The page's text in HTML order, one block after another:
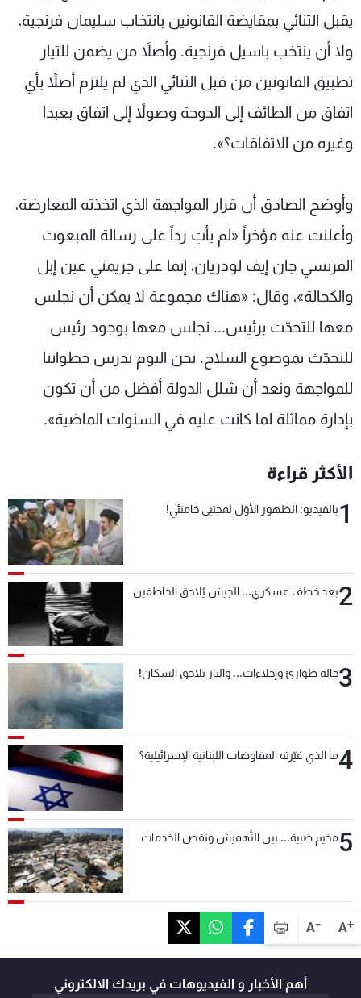
A+
A-
يقبل الثنائي بمقايضة القانونين بانتخاب سليمان فرنجية،
ولا أن ينتخب باسيل فرنجية. وأصلاً من يضمن للتيار
تطبيق القانونين من قبل الثنائي الذي لم يلتزم أصلاً بأي
اتفاق من الطائف إلى الدوحة وصولاً إلى اتفاق بعبدا
وغيره من الاتفاقات؟».
وأوضح الصادق أن قرار المواجهة الذي اتخذته المعارضة،
وأعلنت عنه مؤخراً «لم يأتِ رداً على رسالة المبعوث
الفرنسي جان إيف لودريان، إنما على جريمتي عين إبل
والكحالة»، وقال: «هناك مجموعة لا يمكن أن نجلس
معها للتحدّث برئيس... نجلس معها بوجود رئيس
للتحدّث بموضوع السلاح. نحن اليوم ندرس خطواتنا
للمواجهة ونعد أن شلل الدولة أفضل من أن تكون
بإدارة مماثلة لما كانت عليه في السنوات الماضية».
الأكثر قراءة
1بالفيديو: الظهور الأوّل لمجتبى خامنئي!
2بعد خطف عسكري... الجيش يُلاحق الخاطفين
3حالة طوارئ وإخلاءات... والنار تلاحق السكان!
4ما الذي غيّرته المفاوضات اللبنانية الإسرائيلية؟
5مخيم ضبية... بين التَّهميش ونقص الخدمات
أهم الأخبار و الفيديوهات في بريدك الالكتروني